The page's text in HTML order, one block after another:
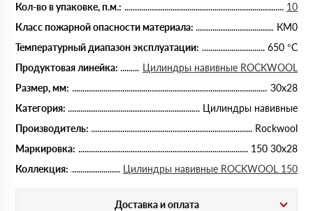
Кол-во в упаковке, п.м.:
10
Класс пожарной опасности материала:
КМ0
Температурный диапазон эксплуатации:
650 °С
Продуктовая линейка:
Цилиндры навивные ROCKWOOL
Размер, мм:
30х28
Категория:
Цилиндры навивные
Производитель:
Rockwool
Маркировка:
150 30х28
Коллекция:
Цилиндры навивные ROCKWOOL 150
Доставка и оплата